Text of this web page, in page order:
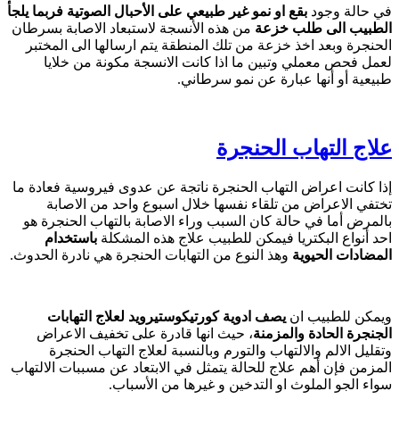
في حالة وجود بقع او نمو غير طبيعي على الأحبال الصوتية فربما يلجأ
الطبيب الى طلب خزعة من هذه الأنسجة لاستبعاد الاصابة بسرطان
الحنجرة وبعد اخذ خزعة من تلك المنطقة يتم ارسالها الى المختبر
لعمل فحص معملي وتبين ما اذا كانت الانسجة مكونة من خلايا
طبيعية أو أنها عبارة عن نمو سرطاني.
علاج التهاب الحنجرة
إذا كانت اعراض التهاب الحنجرة ناتجة عن عدوى فيروسية فعادة ما
تختفي الاعراض من تلقاء نفسها خلال اسبوع واحد من الاصابة
بالمرض أما في حالة كان السبب وراء الاصابة بالتهاب الحنجرة هو
احد أنواع البكتريا فيمكن للطبيب علاج هذه المشكلة باستخدام
المضادات الحيوية وهذ النوع من التهابات الحنجرة هي نادرة الحدوث.
ويمكن للطبيب ان يصف ادوية كورتيكوستيرويد لعلاج التهابات
الجنجرة الحادة والمزمنة، حيث انها قادرة على تخفيف الاعراض
وتقليل الالم والالتهاب والتورم وبالنسبة لعلاج التهاب الحنجرة
المزمن فإن أهم علاج للحالة يتمثل في الابتعاد عن مسببات الالتهاب
سواء الجو الملوث او التدخين و غيرها من الأسباب.